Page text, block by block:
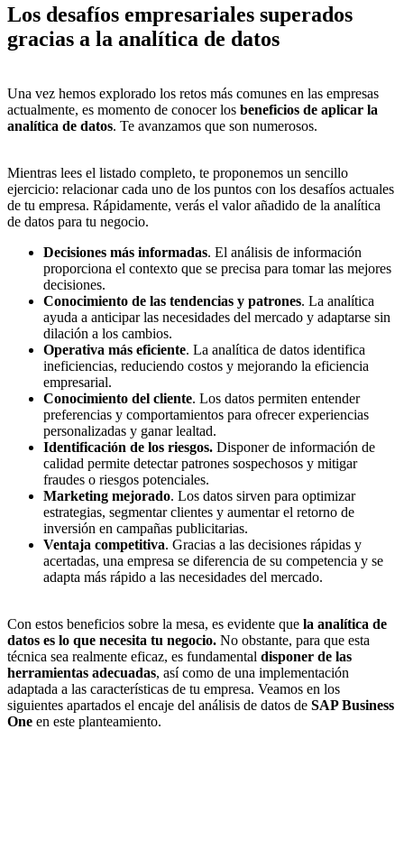
Los desafíos empresariales superados
gracias a la analítica de datos
Una vez hemos explorado los retos más comunes en las empresas
actualmente, es momento de conocer los beneficios de aplicar la
analítica de datos. Te avanzamos que son numerosos.
Mientras lees el listado completo, te proponemos un sencillo
ejercicio: relacionar cada uno de los puntos con los desafíos actuales
de tu empresa. Rápidamente, verás el valor añadido de la analítica
de datos para tu negocio.
Decisiones más informadas. El análisis de información
proporciona el contexto que se precisa para tomar las mejores
decisiones.
Conocimiento de las tendencias y patrones. La analítica
ayuda a anticipar las necesidades del mercado y adaptarse sin
dilación a los cambios.
Operativa más eficiente. La analítica de datos identifica
ineficiencias, reduciendo costos y mejorando la eficiencia
empresarial.
Conocimiento del cliente. Los datos permiten entender
preferencias y comportamientos para ofrecer experiencias
personalizadas y ganar lealtad.
Identificación de los riesgos. Disponer de información de
calidad permite detectar patrones sospechosos y mitigar
fraudes o riesgos potenciales.
Marketing mejorado. Los datos sirven para optimizar
estrategias, segmentar clientes y aumentar el retorno de
inversión en campañas publicitarias.
Ventaja competitiva. Gracias a las decisiones rápidas y
acertadas, una empresa se diferencia de su competencia y se
adapta más rápido a las necesidades del mercado.
Con estos beneficios sobre la mesa, es evidente que la analítica de
datos es lo que necesita tu negocio. No obstante, para que esta
técnica sea realmente eficaz, es fundamental disponer de las
herramientas adecuadas, así como de una implementación
adaptada a las características de tu empresa. Veamos en los
siguientes apartados el encaje del análisis de datos de SAP Business
One en este planteamiento.